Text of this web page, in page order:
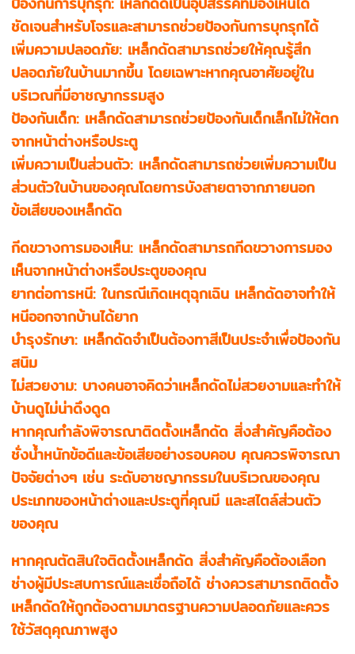
ชัดเจนสำหรับโจรและสามารถช่วยป้องกันการบุกรุกได้
เพิ่มความปลอดภัย: เหล็กดัดสามารถช่วยให้คุณรู้สึก
ปลอดภัยในบ้านมากขึ้น โดยเฉพาะหากคุณอาศัยอยู่ใน
บริเวณที่มีอาชญากรรมสูง
ป้องกันเด็ก: เหล็กดัดสามารถช่วยป้องกันเด็กเล็กไม่ให้ตก
จากหน้าต่างหรือประตู
เพิ่มความเป็นส่วนตัว: เหล็กดัดสามารถช่วยเพิ่มความเป็น
ส่วนตัวในบ้านของคุณโดยการบังสายตาจากภายนอก
ข้อเสียของเหล็กดัด
กีดขวางการมองเห็น: เหล็กดัดสามารถกีดขวางการมอง
เห็นจากหน้าต่างหรือประตูของคุณ
ยากต่อการหนี: ในกรณีเกิดเหตุฉุกเฉิน เหล็กดัดอาจทำให้
หนีออกจากบ้านได้ยาก
บำรุงรักษา: เหล็กดัดจำเป็นต้องทาสีเป็นประจำเพื่อป้องกัน
สนิม
ไม่สวยงาม: บางคนอาจคิดว่าเหล็กดัดไม่สวยงามและทำให้
บ้านดูไม่น่าดึงดูด
หากคุณกำลังพิจารณาติดตั้งเหล็กดัด สิ่งสำคัญคือต้อง
ชั่งน้ำหนักข้อดีและข้อเสียอย่างรอบคอบ คุณควรพิจารณา
ปัจจัยต่างๆ เช่น ระดับอาชญากรรมในบริเวณของคุณ
ประเภทของหน้าต่างและประตูที่คุณมี และสไตล์ส่วนตัว
ของคุณ
หากคุณตัดสินใจติดตั้งเหล็กดัด สิ่งสำคัญคือต้องเลือก
ช่างผู้มีประสบการณ์และเชื่อถือได้ ช่างควรสามารถติดตั้ง
เหล็กดัดให้ถูกต้องตามมาตรฐานความปลอดภัยและควร
ใช้วัสดุคุณภาพสูง